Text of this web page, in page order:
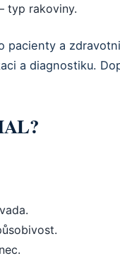
typ rakoviny.
pacienty a
a diagnostiku.